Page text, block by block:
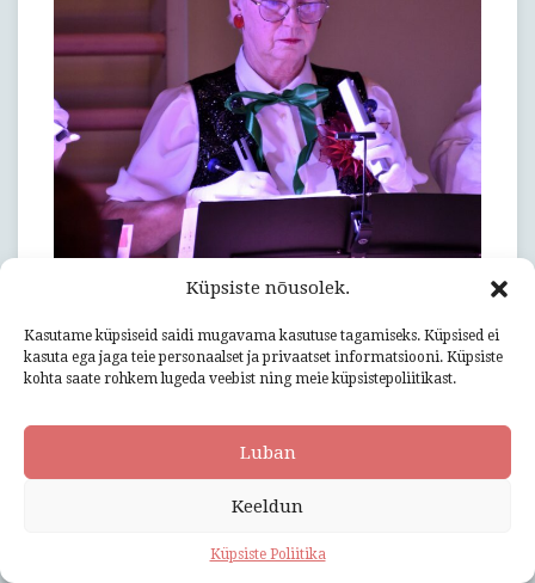
Küpsiste nõusolek.
Kasutame küpsiseid saidi mugavama kasutuse tagamiseks. Küpsised ei
kasuta ega jaga teie personaalset ja privaatset informatsiooni. Küpsiste
kohta saate rohkem lugeda veebist ning meie küpsistepoliitikast.
Luban
Keeldun
Küpsiste Poliitika
02.12.2024
käsikellad
Käsikellade ansamblid on Lehtses tegutsenud juba